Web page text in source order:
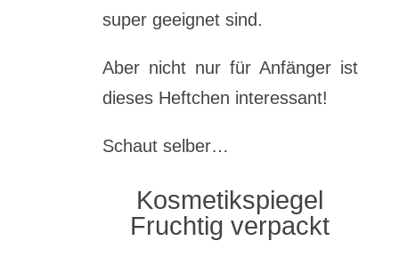
super geeignet sind.
Aber nicht nur für Anfänger ist
dieses Heftchen interessant!
Schaut selber…
Kosmetikspiegel
Fruchtig verpackt